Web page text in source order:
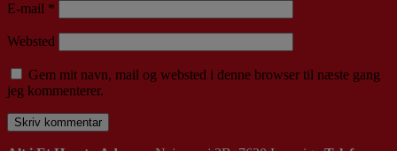
E-mail *
Websted
Gem mit navn, mail og websted i denne browser til næste gang
jeg kommenterer.